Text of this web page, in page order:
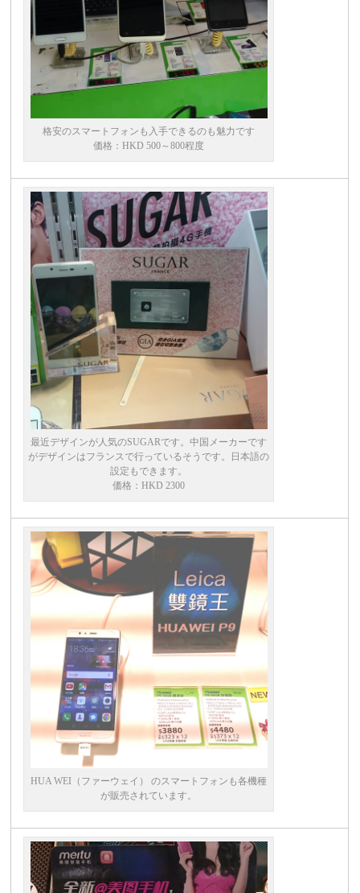
格安のスマートフォンも入手できるのも魅力です
価格：HKD 500～800程度
最近デザインが人気のSUGARです。中国メーカーです
がデザインはフランスで行っているそうです。日本語の
設定もできます。
価格：HKD 2300
HUA WEI（ファーウェイ） のスマートフォンも各機種
が販売されています。